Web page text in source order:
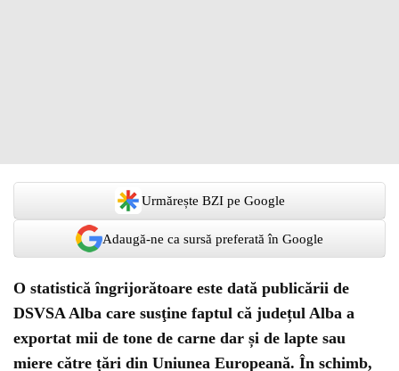
Urmărește BZI pe Google
Adaugă-ne ca sursă preferată în Google
O statistică îngrijorătoare este dată publicării de
DSVSA Alba care susţine faptul că județul Alba a
exportat mii de tone de carne dar și de lapte sau
miere către țări din Uniunea Europeană. În schimb,